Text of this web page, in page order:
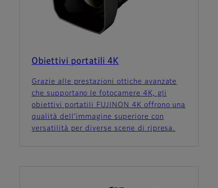
Obiettivi portatili 4K
Grazie alle prestazioni ottiche avanzate
che supportano le fotocamere 4K, gli
obiettivi portatili FUJINON 4K offrono una
qualità dell'immagine superiore con
versatilità per diverse scene di ripresa.